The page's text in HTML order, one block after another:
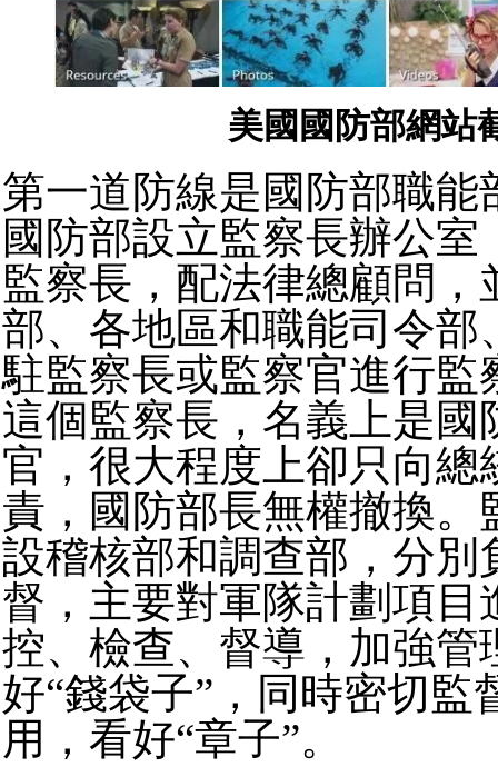
美國國防部網站
第一道防線是國防部職能
國防部設立監察長辦公室
監察長，配法律總顧問，
部、各地區和職能司令部
駐監察長或監察官進行監
這個監察長，名義上是國
官，很大程度上卻只向總
責，國防部長無權撤換。
設稽核部和調查部，分別
督，主要對軍隊計劃項目
控、檢查、督導，加強管
好“錢袋子”，同時密切監
用，看好“章子”。